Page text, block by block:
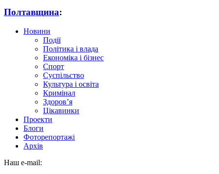
Полтавщина:
Новини
Події
Політика і влада
Економіка і бізнес
Спорт
Суспільство
Культура і освіта
Кримінал
Здоров’я
Цікавинки
Проекти
Блоги
Фоторепортажі
Архів
Наш e-mail: